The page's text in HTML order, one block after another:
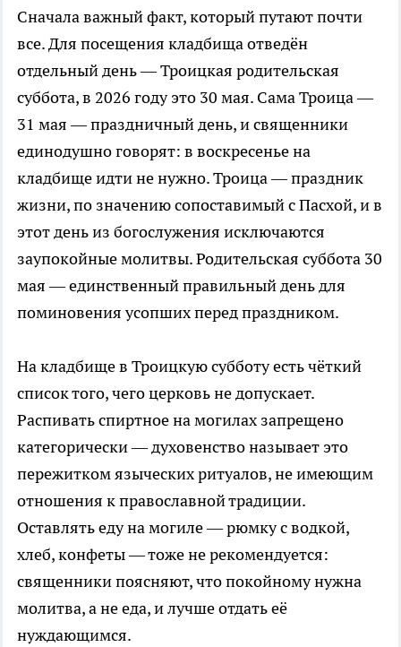
Сначала важный факт, который путают почти
все. Для посещения кладбища отведён
отдельный день — Троицкая родительская
суббота, в 2026 году это 30 мая. Сама Троица —
31 мая — праздничный день, и священники
единодушно говорят: в воскресенье на
кладбище идти не нужно. Троица — праздник
жизни, по значению сопоставимый с Пасхой, и в
этот день из богослужения исключаются
заупокойные молитвы. Родительская суббота 30
мая — единственный правильный день для
поминовения усопших перед праздником.
На кладбище в Троицкую субботу есть чёткий
список того, чего церковь не допускает.
Распивать спиртное на могилах запрещено
категорически — духовенство называет это
пережитком языческих ритуалов, не имеющим
отношения к православной традиции.
Оставлять еду на могиле — рюмку с водкой,
хлеб, конфеты — тоже не рекомендуется:
священники поясняют, что покойному нужна
молитва, а не еда, и лучше отдать её
нуждающимся.